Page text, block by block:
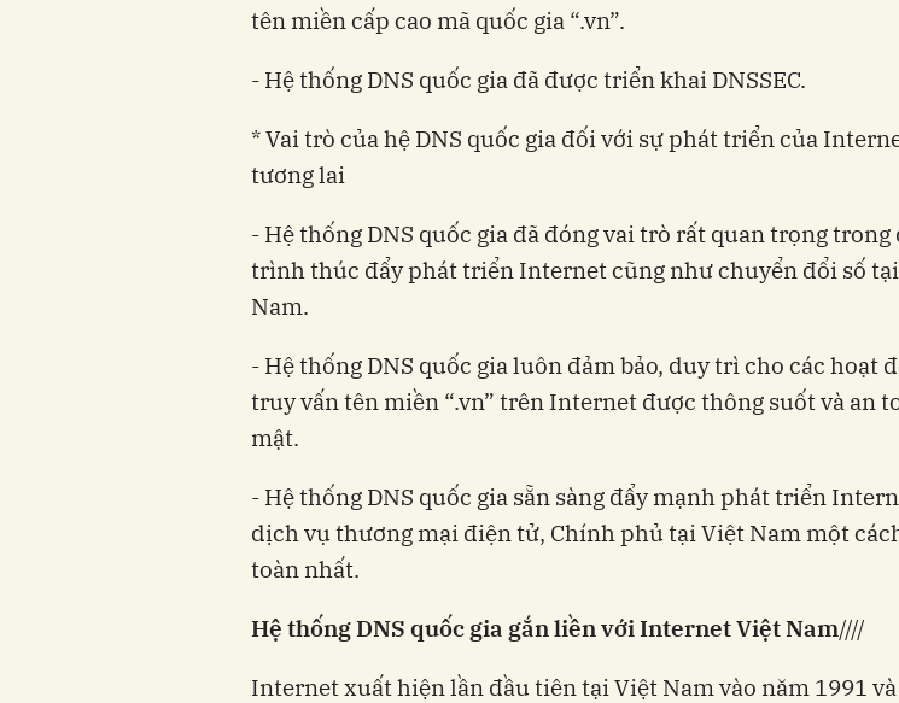
tên miền cấp cao mã quốc gia “.vn”.
- Hệ thống DNS quốc gia đã được triển khai DNSSEC.
* Vai trò của hệ DNS quốc gia đối với sự phát triển của
tương lai
- Hệ thống DNS quốc gia đã đóng vai trò rất quan trọng trong
trình thúc đẩy phát triển Internet cũng như chuyển đổi số
Nam.
- Hệ thống DNS quốc gia luôn đảm bảo, duy trì cho các hoạt
truy vấn tên miền “.vn” trên Internet được thông suốt và an
mật.
- Hệ thống DNS quốc gia sẵn sàng đẩy mạnh phát triển
dịch vụ thương mại điện tử, Chính phủ tại Việt Nam một
toàn nhất.
Hệ thống DNS quốc gia gắn liền với Internet Việt Nam////
Internet xuất hiện lần đầu tiên tại Việt Nam vào năm 1991